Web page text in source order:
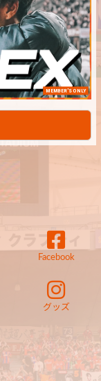
MEMBER'S ONLY
Facebook
グッズ